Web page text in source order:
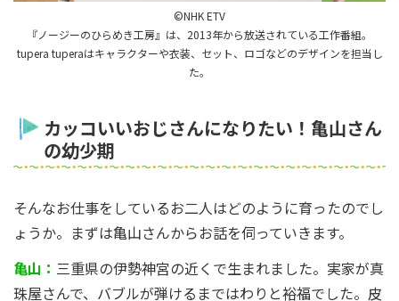
©︎NHK ETV
『ノージーのひらめき工房』は、2013年から放送されている工作番組。
tupera tuperaはキャラクターや衣装、セット、ロゴなどのデザインを担当し
た。
カッコいいおじさんになりたい！亀山さん
の幼少期
そんなお仕事をしているお二人はどのように育ったのでし
ょうか。まずは亀山さんからお話を伺っていきます。
亀山： 三重県の伊勢神宮の近くで生まれました。実家が真
珠屋さんで、バブルが弾けるまではわりと裕福でした。皮